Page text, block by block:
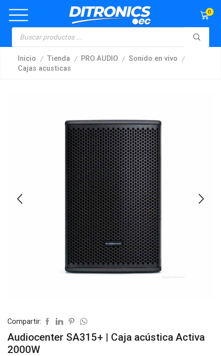
0
Inicio / Tienda / PRO AUDIO / Sonido en vivo /
Cajas acusticas
Compartir:
Audiocenter SA315+ | Caja acústica Activa
2000W